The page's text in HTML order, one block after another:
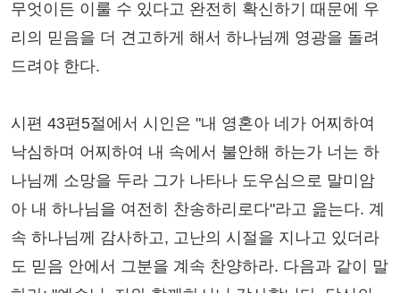
무엇이든 이룰 수 있다고 완전히 확신하기 때문에 우
리의 믿음을 더 견고하게 해서 하나님께 영광을 돌려
드려야 한다.
시편 43편5절에서 시인은 "내 영혼아 네가 어찌하여
낙심하며 어찌하여 내 속에서 불안해 하는가 너는 하
나님께 소망을 두라 그가 나타나 도우심으로 말미암
아 내 하나님을 여전히 찬송하리로다"라고 읊는다. 계
속 하나님께 감사하고, 고난의 시절을 지나고 있더라
도 믿음 안에서 그분을 계속 찬양하라. 다음과 같이 말